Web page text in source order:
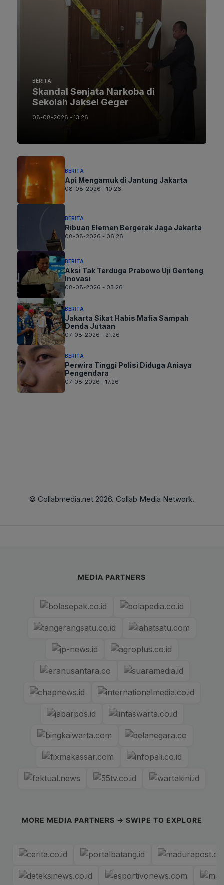
BERITA
Skandal Senjata Narkoba di
Sekolah Jaksel Geger
08-08-2026 - 13.26
BERITA
Api Mengamuk di Jantung Jakarta
08-08-2026 - 10.26
BERITA
Ribuan Elemen Bergerak Jaga Jakarta
08-08-2026 - 06.26
BERITA
Aksi Tak Terduga Prabowo Uji Genteng
Inovasi
08-08-2026 - 03.26
BERITA
Jakarta Sikat Habis Mafia Sampah
Denda Jutaan
07-08-2026 - 21.26
BERITA
Perwira Tinggi Polisi Diduga Aniaya
Pengendara
07-08-2026 - 17.26
© Collabmedia.net 2026. Collab Media Network.
MEDIA PARTNERS
MORE MEDIA PARTNERS → SWIPE TO EXPLORE